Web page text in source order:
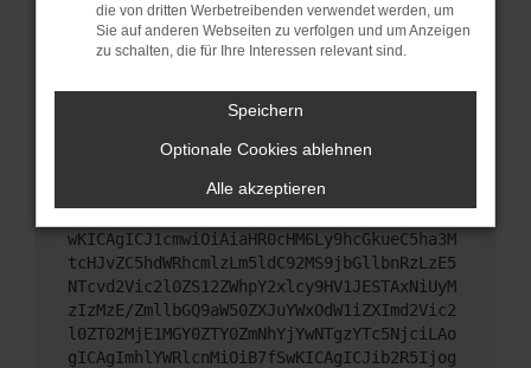
Wende dich an den Webseitenbetreiber.
Wenn du alle oben genannten Schritte versucht
hast, kontaktiere uns bitte. Wir werden versuchen,
das Problem zu beheben. Du kannst uns diesen
Text schicken, um uns bei der Fehlersuche zu
unterstützen:
ewogICJuYW1lIjogIk5ldHdvcmtFcnJvciIsCiAgI
mNvbmZpZyI6IHsKICAgICJtZXRob2QiOiAiR0VUIi
wKICAgICJ1cmwiOiAiaHR0cHM6Ly9hcGkueC5ha3M
tcHJvZC5hdWRhcmlzLm5ldC92MS9jbGllbnRzLzE5
NTcvd2Vic2l0ZS12ZWhpY2xlcy9HV1JESTAxNiUyM
zIzMzE/ZmllbGQ9aW50ZXJuYWxOdW1iZXImd2Vic2
l0ZT02MjE1MGY0ZTY0ZmNhYjYwNTgzYTc5NjciLAo
gICAgImhlYWRlcnMiOiB7fSwKICAgICJib2R5Ijog
die von dritten Werbetreibenden verwendet werden, um
Sie auf anderen Webseiten zu verfolgen und um Anzeigen
zu schalten, die für Ihre Interessen relevant sind.
Speichern
Optionale Cookies ablehnen
Alle akzeptieren